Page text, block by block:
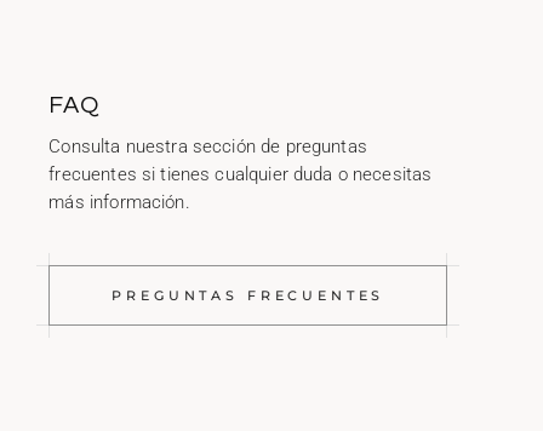
FAQ
Consulta nuestra sección de preguntas
frecuentes si tienes cualquier duda o necesitas
más información.
PREGUNTAS FRECUENTES